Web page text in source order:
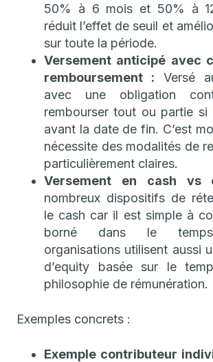
50% à 6 mois et 50% à
réduit l’effet de seuil et
sur toute la période.
Versement anticipé avec
remboursement : Versé
avec une obligation
rembourser tout ou partie si
avant la date de fin. C’est
nécessite des modalités de
particulièrement claires.
Versement en cash vs
nombreux dispositifs de
le cash car il est simple à
borné dans le
organisations utilisent aussi
d’equity basée sur le
philosophie de rémunération.
Exemples concrets :
Exemple contributeur